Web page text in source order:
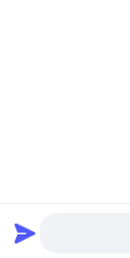
Jiangsu